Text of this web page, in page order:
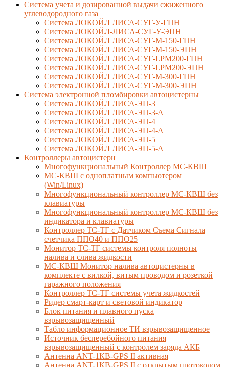
Система учета и дозированной выдачи сжиженного
углеводородного газа
Система ЛОКОЙЛ ЛИСА-СУГ-У-ГПН
Система ЛОКОЙЛ-ЛИСА-СУГ-У-ЭПН
Система ЛОКОЙЛ ЛИСА-СУГ-М-150-ГПН
Система ЛОКОЙЛ ЛИСА-СУГ-М-150-ЭПН
Система ЛОКОЙЛ ЛИСА-СУГ-LPM200-ГПН
Система ЛОКОЙЛ ЛИСА-СУГ-LPM200-ЭПН
Система ЛОКОЙЛ ЛИСА-СУГ-М-300-ГПН
Система ЛОКОЙЛ ЛИСА-СУГ-М-300-ЭПН
Система электронной пломбировки автоцистерны
Система ЛОКОЙЛ ЛИСА-ЭП-3
Система ЛОКОЙЛ ЛИСА-ЭП-3-А
Система ЛОКОЙЛ ЛИСА-ЭП-4
Система ЛОКОЙЛ ЛИСА-ЭП-4-А
Система ЛОКОЙЛ ЛИСА-ЭП-5
Система ЛОКОЙЛ ЛИСА-ЭП-5-А
Контроллеры автоцистерн
Многофункциональный Контроллер МС-КВШ
МС-КВШ с одноплатным компьютером
(Win/Linux)
Многофункциональный контроллер МС-КВШ без
клавиатуры
Многофункциональный контроллер МС-КВШ без
индикатора и клавиатуры
Контроллер ТС-ТГ с Датчиком Съема Сигнала
счетчика ППО40 и ППО25
Монитор ТС-ТГ системы контроля полноты
налива и слива жидкости
МС-КВШ Монитор налива автоцистерны в
комплекте с вилкой, витым проводом и розеткой
гаражного положения
Контроллер ТС-ТГ системы учета жидкостей
Ридер смарт-карт и световой индикатор
Блок питания и плавного пуска
взрывозащищенный
Табло информационное ТИ взрывозащищенное
Источник бесперебойного питания
взрывозащищенный с контролем заряда АКБ
Антенна ANT-1КВ-GPS II активная
Антенна ANT-1КВ-GPS II с открытым протоколом